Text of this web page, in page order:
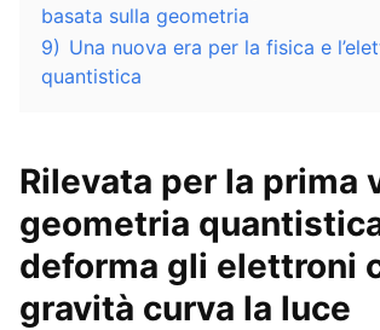
basata sulla geometria
9) Una nuova era per la fisica e
quantistica
Rilevata per la prima
geometria
deforma gli elettroni
gravità curva la luce